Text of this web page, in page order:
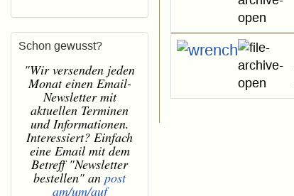
Schon gewusst?
"Wir versenden jeden
Monat einen Email-
Newsletter mit
aktuellen Terminen
und Informationen.
Interessiert? Einfach
eine Email mit dem
Betreff "Newsletter
bestellen" an post
am/um/auf